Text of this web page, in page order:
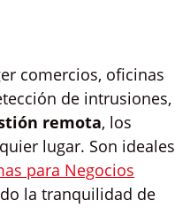
comercios, oficinas
de intrusiones,
remota, los
lugar. Son ideales
para Negocios
la tranquilidad de